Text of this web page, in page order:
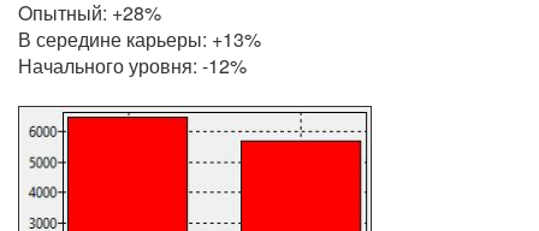
Oпытный: +28%
В середине карьеры: +13%
Начального уровня: -12%